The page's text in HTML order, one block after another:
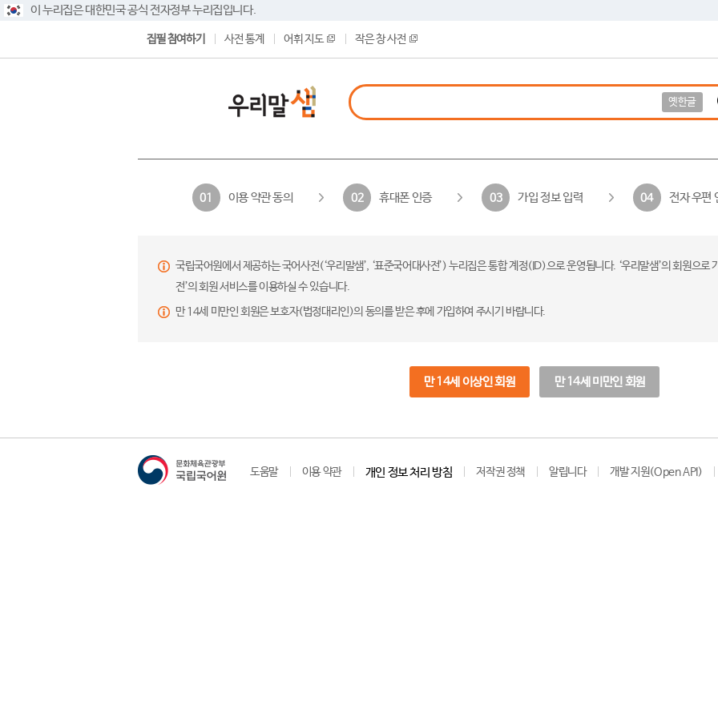
이 누리집은 대한민국 공식 전자정부 누리집입니다.
집필 참여하기 사전 통계 어휘 지도 작은 창 사전
옛한글
01 이용 약관 동의 02 휴대폰 인증 03 가입 정보 입력 04 전자 우편
국립국어원에서 제공하는 국어사전(‘우리말샘’, ‘표준국어대사전’) 누리집은 통합 계정(ID)으로 운영됩니다. ‘우리말샘’의 회원으
전’의 회원 서비스를 이용하실 수 있습니다.
만 14세 미만인 회원은 보호자(법정대리인)의 동의를 받은 후에 가입하여 주시기 바랍니다.
만 14세 이상인 회원 만 14세 미만인 회원
도움말 이용 약관 개인 정보 처리 방침 저작권 정책 알립니다 개발 지원(Open API)